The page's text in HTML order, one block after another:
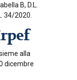
B, D.L.
34/2020.
alla
dicembre